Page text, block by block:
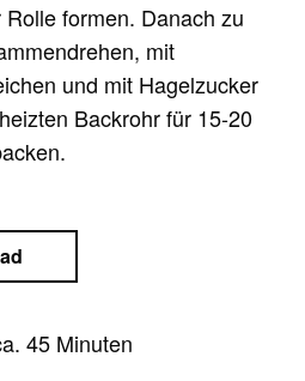
formen. Danach zu
mit
und mit Hagelzucker
Backrohr für 15-20
45 Minuten